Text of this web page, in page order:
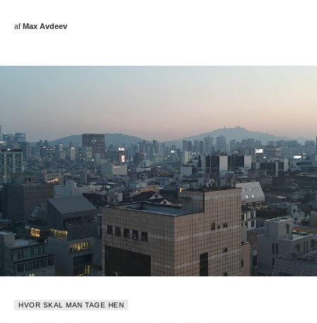
af Max Avdeev
HVOR SKAL MAN TAGE HEN